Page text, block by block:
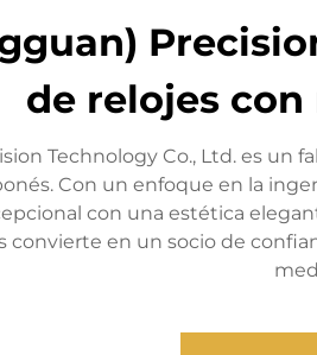
de relojes
Technology Co., Ltd. es un
Con un enfoque en la
con una estética
convierte en un socio de